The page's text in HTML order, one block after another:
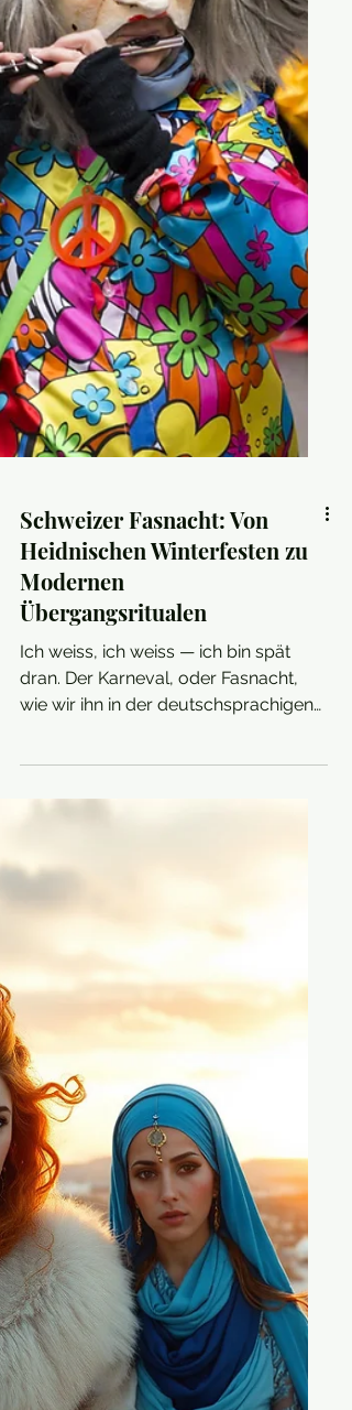
erdverbundenen, neuheidnische
Übergangsritualen
Ich weiss, ich weiss — ich bin spät
dran. Der Karneval, oder Fasnacht,
wie wir ihn in der deutschsprachigen
Schweiz nennen, ist längst im Gange.
Trotzdem, da es sich um ein Fest mit
tiefen heidnischen Wurzeln handelt,
musste ich natürlich darüber
schreiben. Heutzutage hat sich der
Karneval stark verändert. Die
Feierlichkeiten sind moderner
geworden, und hier in der Schweiz
kann sogar von Stadt zu Stadt
unterschiedlich gefeiert werden.
Chesslette und Lätschete: Eine
Woche voll